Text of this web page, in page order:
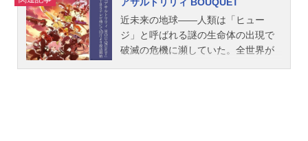
近未来の地球――人類は「ヒュー
ジ」と呼ばれる謎の生命体の出現で
破滅の危機に瀕していた。全世界が